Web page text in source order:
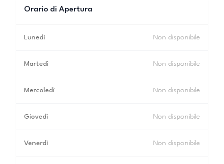
Orario di Apertura
Lunedì Non disponibile
Martedì Non disponibile
Mercoledì Non disponibile
Giovedì Non disponibile
Venerdì Non disponibile